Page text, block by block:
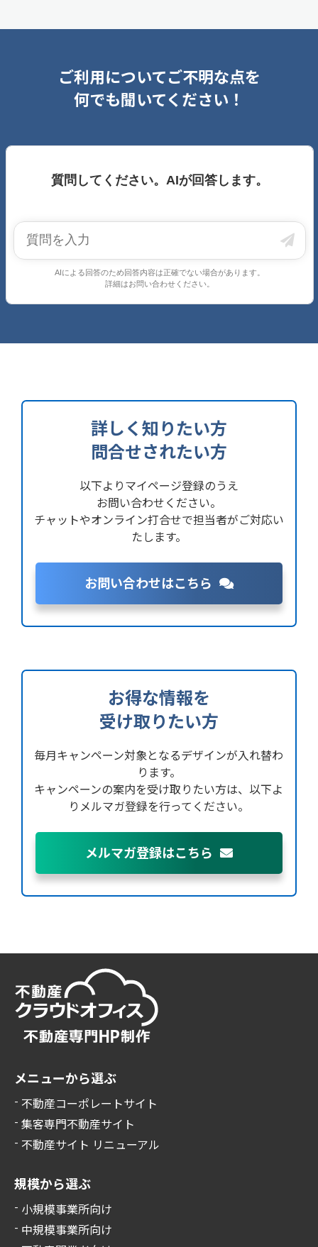
ご利用についてご不明な点を
何でも聞いてください！
詳しく知りたい方
問合せされたい方
以下よりマイページ登録のうえ
お問い合わせください。
チャットやオンライン打合せで担当者がご対応い
たします。
お問い合わせはこちら
お得な情報を
受け取りたい方
毎月キャンペーン対象となるデザインが入れ替わ
ります。
キャンペーンの案内を受け取りたい方は、 以下よ
りメルマガ登録を行ってください。
メルマガ登録はこちら
メニューから選ぶ
不動産コーポレートサイト
集客専門不動産サイト
不動産サイト リニューアル
規模から選ぶ
小規模事業所向け
中規模事業所向け